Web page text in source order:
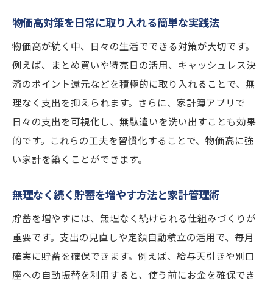
物価高対策を日常に取り入れる簡単な実践法
物価高が続く中、日々の生活でできる対策が大切です。
例えば、まとめ買いや特売日の活用、キャッシュレス決
済のポイント還元などを積極的に取り入れることで、無
理なく支出を抑えられます。さらに、家計簿アプリで
日々の支出を可視化し、無駄遣いを洗い出すことも効果
的です。これらの工夫を習慣化することで、物価高に強
い家計を築くことができます。
無理なく続く貯蓄を増やす方法と家計管理術
貯蓄を増やすには、無理なく続けられる仕組みづくりが
重要です。支出の見直しや定額自動積立の活用で、毎月
確実に貯蓄を確保できます。例えば、給与天引きや別口
座への自動振替を利用すると、使う前にお金を確保でき